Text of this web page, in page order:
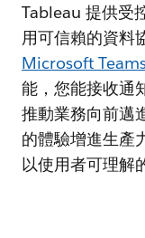
Tableau 提供受
用可信賴的資料
Microsoft
能，您能接收通
推動業務向前邁
的體驗增進生產
以使用者可理解